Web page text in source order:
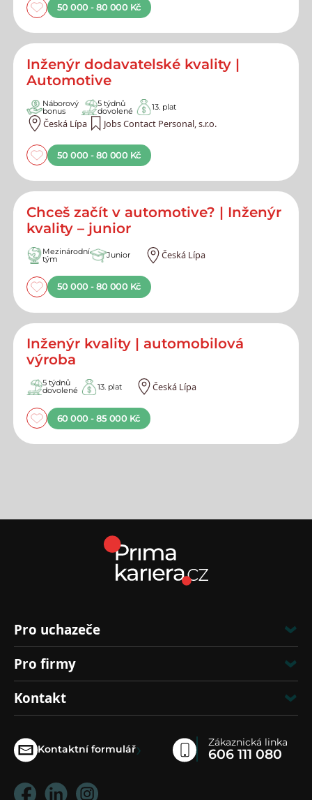
50 000 - 80 000 Kč
Inženýr dodavatelské kvality |
Automotive
Náborový
bonus
5 týdnů
dovolené 13. plat
Česká Lípa Jobs Contact Personal, s.r.o.
50 000 - 80 000 Kč
Chceš začít v automotive? | Inženýr
kvality – junior
Mezinárodní
tým Junior Česká Lípa
50 000 - 80 000 Kč
Inženýr kvality | automobilová
výroba
5 týdnů
dovolené 13. plat Česká Lípa
60 000 - 85 000 Kč
Pro uchazeče
Pro firmy
Kontakt
Kontaktní formulář› Zákaznická linka
606 111 080